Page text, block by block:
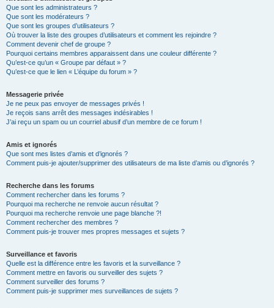
Que sont les administrateurs ?
Que sont les modérateurs ?
Que sont les groupes d’utilisateurs ?
Où trouver la liste des groupes d’utilisateurs et comment les rejoindre ?
Comment devenir chef de groupe ?
Pourquoi certains membres apparaissent dans une couleur différente ?
Qu’est-ce qu’un « Groupe par défaut » ?
Qu’est-ce que le lien « L’équipe du forum » ?
Messagerie privée
Je ne peux pas envoyer de messages privés !
Je reçois sans arrêt des messages indésirables !
J’ai reçu un spam ou un courriel abusif d’un membre de ce forum !
Amis et ignorés
Que sont mes listes d’amis et d’ignorés ?
Comment puis-je ajouter/supprimer des utilisateurs de ma liste d’amis ou d’ignorés ?
Recherche dans les forums
Comment rechercher dans les forums ?
Pourquoi ma recherche ne renvoie aucun résultat ?
Pourquoi ma recherche renvoie une page blanche ?!
Comment rechercher des membres ?
Comment puis-je trouver mes propres messages et sujets ?
Surveillance et favoris
Quelle est la différence entre les favoris et la surveillance ?
Comment mettre en favoris ou surveiller des sujets ?
Comment surveiller des forums ?
Comment puis-je supprimer mes surveillances de sujets ?